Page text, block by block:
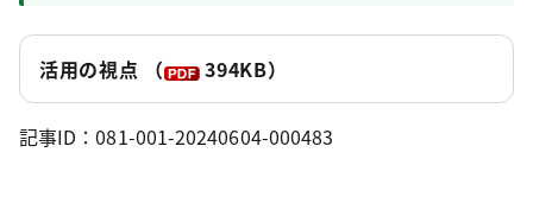
活用の視点 （ 394KB）
記事ID：081-001-20240604-000483